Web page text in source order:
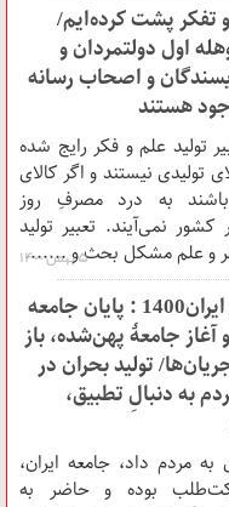
تفکر پشت کرده‌ایم/
اول دولتمردان و
و اصحاب رسانه‌
هستند
تولید علم و فکر رایج شده
تولیدی نیستند و اگر کالای
باشند به درد مصرفِ روز
نمی‌آیند. تعبیر تولید
و علم مشکل بحث و .......
۵ بهمن ۱۴۰۰
دکترآزاد ‌ارمکی/ ایران1400 : پایان جامعه
جامعۀ پهن‌شده، باز
تولید بحران در
به دنبالِ تطبیق،
به مردم داد، جامعه ایران،
بوده و حاضر به